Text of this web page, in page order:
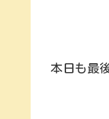
本日も最